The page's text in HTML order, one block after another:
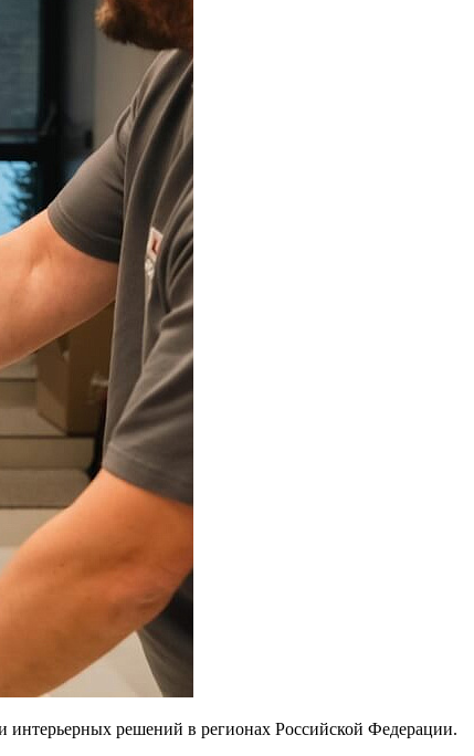
интерьерных решений в регионах Российской Федерации.